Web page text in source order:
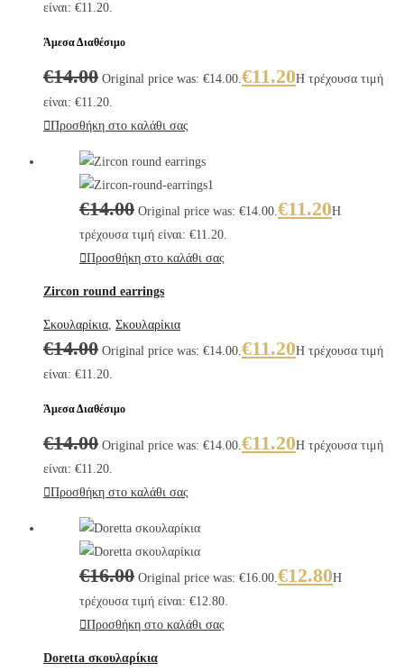
είναι: €11.20.
Άμεσα Διαθέσιμο
€14.00 Original price was: €14.00.€11.20Η τρέχουσα τιμή
είναι: €11.20.
Προσθήκη στο καλάθι σας
€14.00 Original price was: €14.00.€11.20Η
τρέχουσα τιμή είναι: €11.20.
Προσθήκη στο καλάθι σας
Zircon round earrings
Σκουλαρίκια, Σκουλαρίκια
€14.00 Original price was: €14.00.€11.20Η τρέχουσα τιμή
είναι: €11.20.
Άμεσα Διαθέσιμο
€14.00 Original price was: €14.00.€11.20Η τρέχουσα τιμή
είναι: €11.20.
Προσθήκη στο καλάθι σας
€16.00 Original price was: €16.00.€12.80Η
τρέχουσα τιμή είναι: €12.80.
Προσθήκη στο καλάθι σας
Doretta σκουλαρίκια